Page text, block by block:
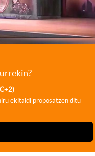
ekitaldi proposatzen ditu